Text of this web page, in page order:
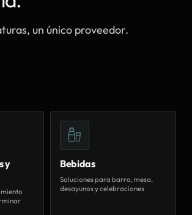
un único proveedor.
y
Bebidas
Soluciones para barra, mesa,
desayunos y celebraciones